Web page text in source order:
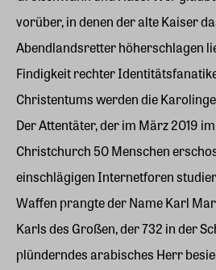
vorüber, in denen der alte Kaiser
Abendlandsretter höherschlagen
Findigkeit rechter
Christentums werden die
Der Attentäter, der im März 2019
Christchurch 50 Menschen
einschlägigen Internetforen
Waffen prangte der Name Karl
Karls des Großen, der 732 in der
plünderndes arabisches Herr